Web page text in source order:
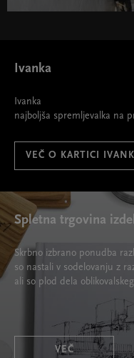
Ivanka
Ivanka
najboljša spremljevalka na
VEČ O KARTICI
Spletna trgovina
Skrbno izbrano ponudba
so nastali v sodelovanju z
ali so plod dela
VEČ